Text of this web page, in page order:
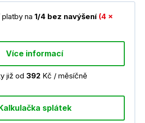
na 1/4 bez navýšení (4 x
Více informací
již od 392 Kč / měsíčně
splátek